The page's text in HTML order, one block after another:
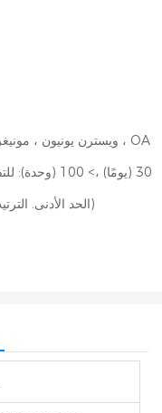
L/C ، D/A ، D/P ، T/T ، ويسترن يونيون ، مونيغرام ، OA
1-100 (وحدات): 30 (يومًا) ،> 100 (وحدة): للتفاوض (أيام)
تغيير لغة IVI (الحد الأدنى. الترتيب: 1 مجموعات)